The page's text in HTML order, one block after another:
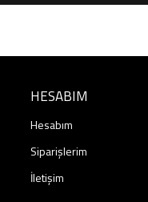
HESABIM
Hesabım
Siparişlerim
İletişim